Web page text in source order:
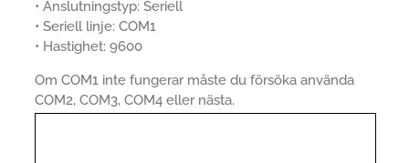
• Anslutningstyp: Seriell
• Seriell linje: COM1
• Hastighet: 9600
Om COM1 inte fungerar måste du försöka använda
COM2, COM3, COM4 eller nästa.